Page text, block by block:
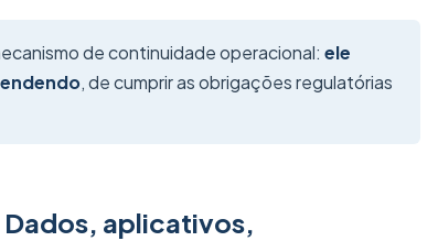
de continuidade operacional: ele
, de cumprir as obrigações regulatórias
Dados, aplicativos,